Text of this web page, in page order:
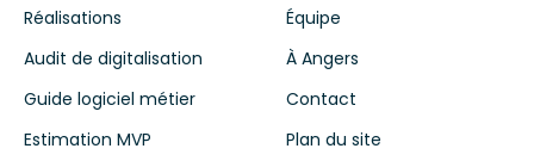
Réalisations
Audit de digitalisation
Guide logiciel métier
Estimation MVP
Équipe
À Angers
Contact
Plan du site